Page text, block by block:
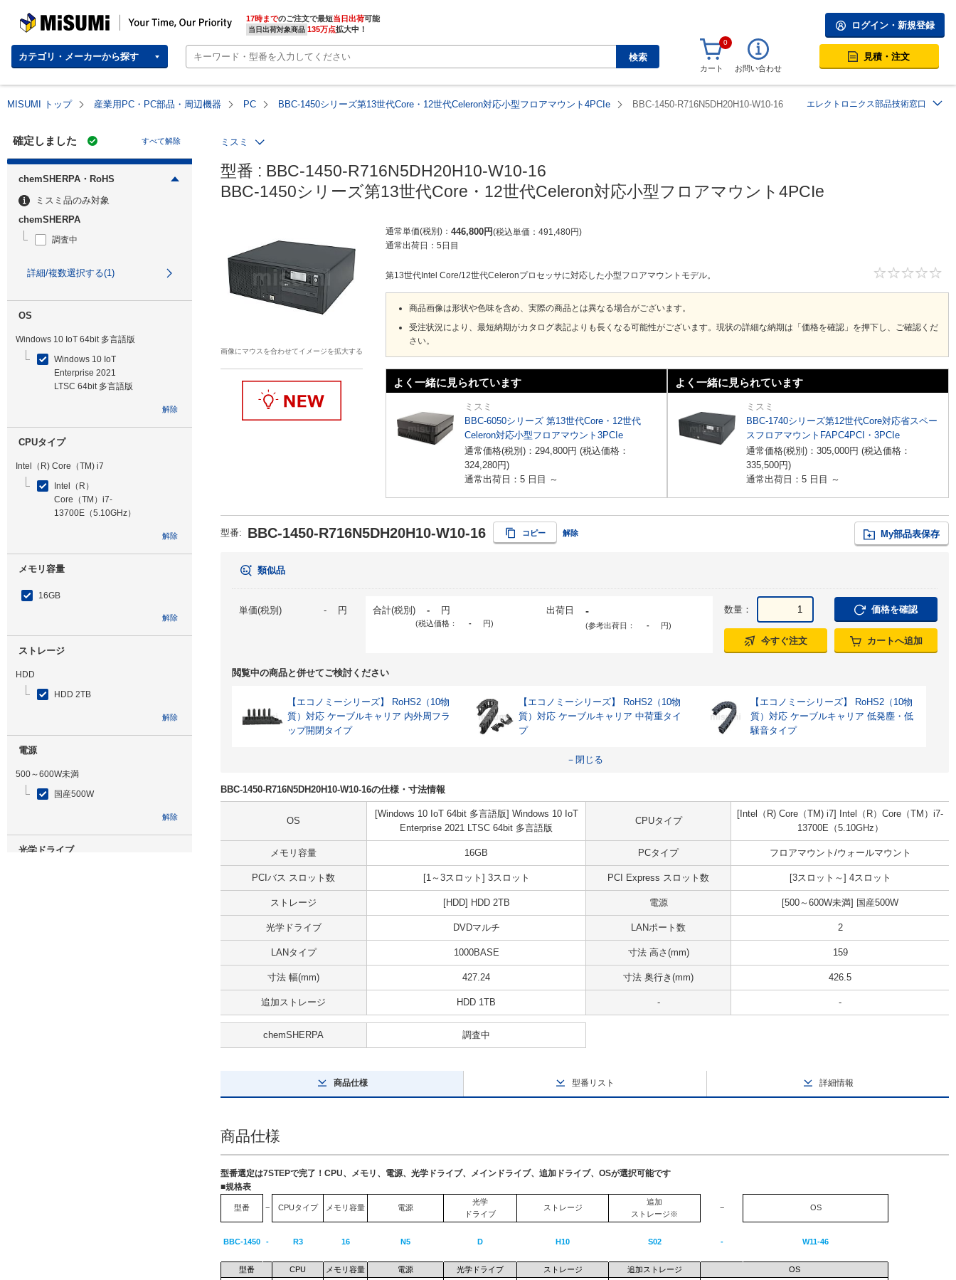
MISUMI | Your Time, Our Priority 17時までのご注文で最短当日出荷
当日出荷対象商品 135万点拡大中！
カテゴリ・メーカーから探す 検索
ログイン・新規登録
0
カート お問い合わせ
見積・注文
MISUMI トップ 産業用PC・PC部品・周辺機器 PC BBC-1450シリーズ第13世代Core・12世代Celeron対応小型フロアマウント4PCIe BBC-1450-R716N5DH20H10-W10-16 エレクトロニクス部品技術窓口
確定しました すべて解除
chemSHERPA・RoHS
ミスミ品のみ対象
chemSHERPA
調査中
詳細/複数選択する(1)
OS
Windows 10 IoT 64bit 多言語版
Windows 10 IoT
Enterprise 2021
LTSC 64bit 多言語版
解除
CPUタイプ
Intel（R) Core（TM) i7
Intel（R）
Core（TM）i7-
13700E（5.10GHz）
解除
メモリ容量
16GB
解除
ストレージ
HDD
HDD 2TB
解除
電源
500～600W未満
国産500W
解除
光学ドライブ
ミスミ
型番 : BBC-1450-R716N5DH20H10-W10-16
BBC-1450シリーズ第13世代Core・12世代Celeron対応小型フロアマウント4PCIe
画像にマウスを合わせてイメージを拡大する
通常単価(税別) 446,800円 税込単価 491,480円
通常出荷日： 5日目
第13世代Intel Core/12世代Celeronプロセッサに対応した小型フロアマウントモデル。
商品画像は形状や色味を含め、実際の商品とは異なる場合がございます。
受注状況により、最短納期がカタログ表記よりも長くなる可能性がございます。現状の詳細な納期は「価格を確認」を押下し、ご確認くだ
さい。
よく一緒に見られています
ミスミ
BBC-6050シリーズ 第13世代Core・12世代
Celeron対応小型フロアマウント3PCIe
通常価格(税別)： 294,800円 (税込価格：
324,280円)
通常出荷日：5 日目 ～
よく一緒に見られています
ミスミ
BBC-1740シリーズ第12世代Core対応省スペー
スフロアマウントFAPC4PCI・3PCIe
通常価格(税別)： 305,000円 (税込価格：
335,500円)
通常出荷日：5 日目 ～
型番: BBC-1450-R716N5DH20H10-W10-16 コピー 解除 My部品表保存
類似品
単価(税別) - 円 合計(税別) - 円
(税込価格： - 円)
出荷日 -
(参考出荷日： - 円)
数量： 価格を確認
今すぐ注文 カートへ追加
閲覧中の商品と併せてご検討ください
【エコノミーシリーズ】 RoHS2（10物
質）対応 ケーブルキャリア 内外周フラ
ップ開閉タイプ
【エコノミーシリーズ】 RoHS2（10物
質）対応 ケーブルキャリア 中荷重タイ
プ
【エコノミーシリーズ】 RoHS2（10物
質）対応 ケーブルキャリア 低発塵・低
騒音タイプ
－閉じる
BBC-1450-R716N5DH20H10-W10-16の仕様・寸法情報
OS
[Windows 10 IoT 64bit 多言語版] Windows 10 IoT
Enterprise 2021 LTSC 64bit 多言語版
CPUタイプ
[Intel（R) Core（TM) i7] Intel（R）Core（TM）i7-
13700E（5.10GHz）
メモリ容量 16GB PCタイプ フロアマウント/ウォールマウント
PCIバス スロット数 [1～3スロット] 3スロット PCI Express スロット数 [3スロット～] 4スロット
ストレージ [HDD] HDD 2TB 電源 [500～600W未満] 国産500W
光学ドライブ DVDマルチ LANポート数 2
LANタイプ 1000BASE 寸法 高さ(mm) 159
寸法 幅(mm) 427.24 寸法 奥行き(mm) 426.5
追加ストレージ HDD 1TB - -
chemSHERPA 調査中
商品仕様 型番リスト 詳細情報
商品仕様
型番選定は7STEPで完了！CPU、メモリ、電源、光学ドライブ、メインドライブ、追加ドライブ、OSが選択可能です
■規格表
型番 − CPUタイプ メモリ容量 電源
光学
ドライブ
ストレージ
追加
ストレージ※
− OS
BBC-1450 - R3 16 N5 D H10 S02 - W11-46
型番 CPU メモリ容量 電源 光学ドライブ ストレージ 追加ストレージ OS